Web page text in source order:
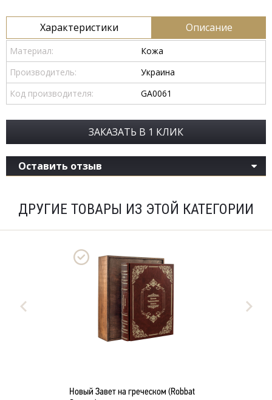
Характеристики Описание
Материал:
Кожа
Производитель:
Украина
Код производителя:
GA0061
ЗАКАЗАТЬ В 1 КЛИК
Оставить отзыв
ДРУГИЕ ТОВАРЫ ИЗ ЭТОЙ КАТЕГОРИИ
Новый Завет на греческом (Robbat